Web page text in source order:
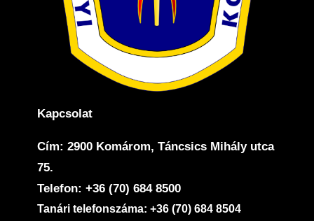
Kapcsolat
Cím: 2900 Komárom, Táncsics Mihály utca
75.
Telefon: +36 (70) 684 8500
Tanári telefonszáma: +36 (70) 684 8504